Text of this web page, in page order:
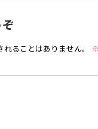
ることはありません。 ※